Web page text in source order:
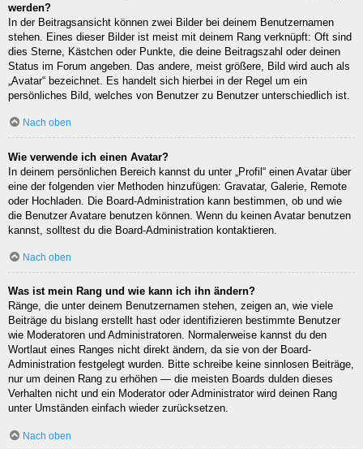
werden?
In der Beitragsansicht können zwei Bilder bei deinem Benutzernamen
stehen. Eines dieser Bilder ist meist mit deinem Rang verknüpft: Oft sind
dies Sterne, Kästchen oder Punkte, die deine Beitragszahl oder deinen
Status im Forum angeben. Das andere, meist größere, Bild wird auch als
„Avatar“ bezeichnet. Es handelt sich hierbei in der Regel um ein
persönliches Bild, welches von Benutzer zu Benutzer unterschiedlich ist.
Nach oben
Wie verwende ich einen Avatar?
In deinem persönlichen Bereich kannst du unter „Profil“ einen Avatar über
eine der folgenden vier Methoden hinzufügen: Gravatar, Galerie, Remote
oder Hochladen. Die Board-Administration kann bestimmen, ob und wie
die Benutzer Avatare benutzen können. Wenn du keinen Avatar benutzen
kannst, solltest du die Board-Administration kontaktieren.
Nach oben
Was ist mein Rang und wie kann ich ihn ändern?
Ränge, die unter deinem Benutzernamen stehen, zeigen an, wie viele
Beiträge du bislang erstellt hast oder identifizieren bestimmte Benutzer
wie Moderatoren und Administratoren. Normalerweise kannst du den
Wortlaut eines Ranges nicht direkt ändern, da sie von der Board-
Administration festgelegt wurden. Bitte schreibe keine sinnlosen Beiträge,
nur um deinen Rang zu erhöhen — die meisten Boards dulden dieses
Verhalten nicht und ein Moderator oder Administrator wird deinen Rang
unter Umständen einfach wieder zurücksetzen.
Nach oben